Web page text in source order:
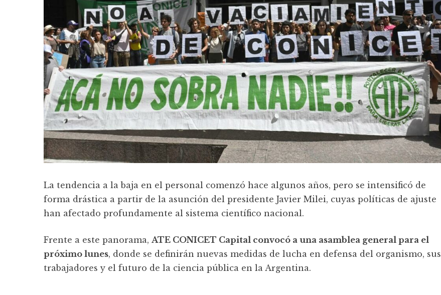
La tendencia a la baja en el personal comenzó hace algunos años, pero se intensificó de
forma drástica a partir de la asunción del presidente Javier Milei, cuyas políticas de ajuste
han afectado profundamente al sistema científico nacional.
Frente a este panorama, ATE CONICET Capital convocó a una asamblea general para el
próximo lunes, donde se definirán nuevas medidas de lucha en defensa del organismo, sus
trabajadores y el futuro de la ciencia pública en la Argentina.